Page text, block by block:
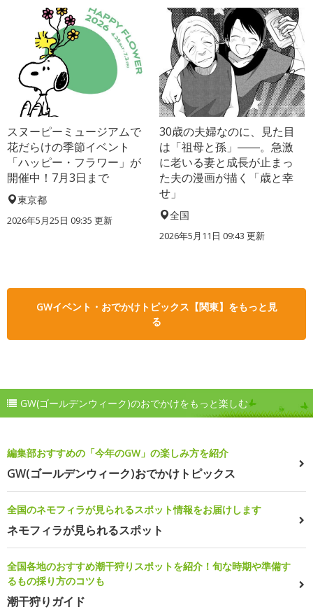
スヌーピーミュージアムで
花だらけの季節イベント
「ハッピー・フラワー」が
開催中！7月3日まで
東京都
2026年5月25日 09:35 更新
30歳の夫婦なのに、見た目
は「祖母と孫」――。急激
に老いる妻と成長が止まっ
た夫の漫画が描く「歳と幸
せ」
全国
2026年5月11日 09:43 更新
GWイベント・おでかけトピックス【関東】をもっと見
る
GW(ゴールデンウィーク)のおでかけをもっと楽しむ
編集部おすすめの「今年のGW」の楽しみ方を紹介
GW(ゴールデンウィーク)おでかけトピックス
全国のネモフィラが見られるスポット情報をお届けします
ネモフィラが見られるスポット
全国各地のおすすめ潮干狩りスポットを紹介！旬な時期や準備す
るもの採り方のコツも
潮干狩りガイド